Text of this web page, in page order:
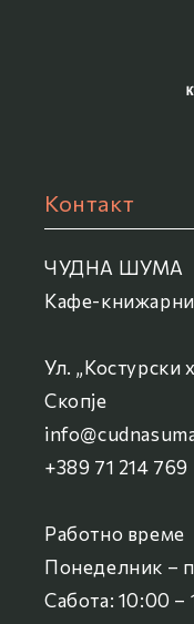
Контакт
ЧУДНА ШУМА
Кафе-
Ул. „Костурски
Скопје
+389 71 214 769
Работно време
Понеделник –
Сабота: 10:00 –